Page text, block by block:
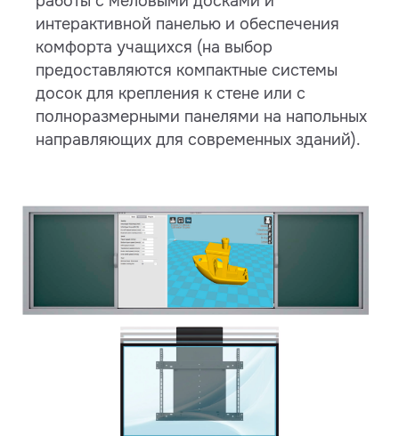
интерактивной панелью и обеспечения
комфорта учащихся (на выбор
предоставляются компактные системы
досок для крепления к стене или с
полноразмерными панелями на напольных
направляющих для современных зданий).